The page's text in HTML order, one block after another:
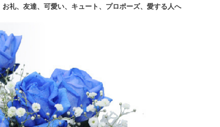
お礼、友達、可愛い、キュート、プロポーズ、愛する人へ